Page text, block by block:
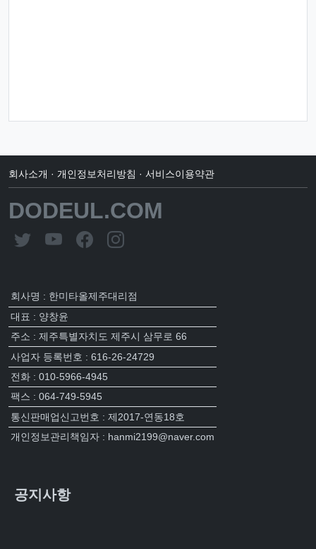
회사소개 · 개인정보처리방침 · 서비스이용약관
DODEUL.COM
회사명 : 한미타올제주대리점
대표 : 양창윤
주소 : 제주특별자치도 제주시 삼무로 66
사업자 등록번호 : 616-26-24729
전화 : 010-5966-4945
팩스 : 064-749-5945
통신판매업신고번호 : 제2017-연동18호
개인정보관리책임자 : hanmi2199@naver.com
공지사항